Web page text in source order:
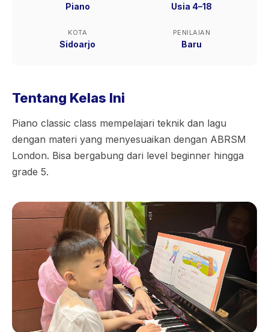
Piano Usia 4–18
KOTA
Sidoarjo
PENILAIAN
Baru
Tentang Kelas Ini
Piano classic class mempelajari teknik dan lagu
dengan materi yang menyesuaikan dengan ABRSM
London. Bisa bergabung dari level beginner hingga
grade 5.